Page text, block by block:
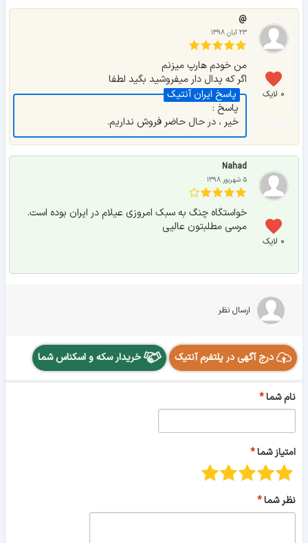
۰ لایک
@
۲۳ آبان ۱۳۹۸
من خودم هارپ میزنم
اگر که پدال دار میفروشید بگید لطفا
پاسخ :
خیر ، در حال حاضر فروش نداریم.
۰ لایک
Nahad
۵ شهریور ۱۳۹۸
خواستگاه چنگ به سبک امروزی عیلام در ایران بوده است.
مرسی مطلبتون عالیی
ارسال نظر
درج آگهی در پلتفرم آنتیک خریدار سکه و اسکناس شما
نام شما
امتیاز شما
نظر شما